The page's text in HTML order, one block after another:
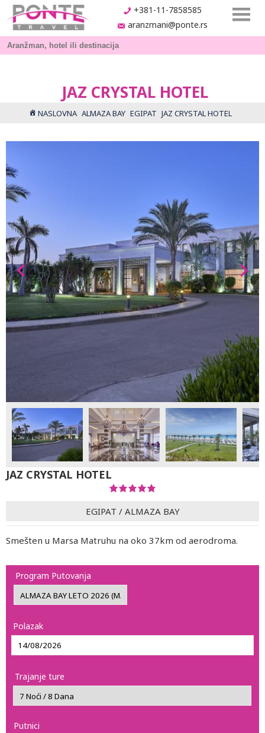
+381-11-7858585
aranzmani@ponte.rs
JAZ CRYSTAL HOTEL
NASLOVNA ALMAZA BAY EGIPAT JAZ CRYSTAL HOTEL
JAZ CRYSTAL HOTEL
EGIPAT / ALMAZA BAY
Smešten u Marsa Matruhu na oko 37km od aerodroma.
Program Putovanja
Polazak
Trajanje ture
Putnici